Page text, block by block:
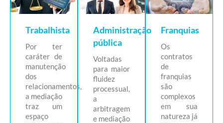
Trabalhista
Por ter
caráter de
manutenção
dos
relacionamentos,
a mediação
traz um
espaço
Administração
pública
Voltadas
para maior
fluidez
processual,
a
arbitragem
e mediação
Franquias
Os
contratos
de
franquias
são
complexos
em sua
natureza já